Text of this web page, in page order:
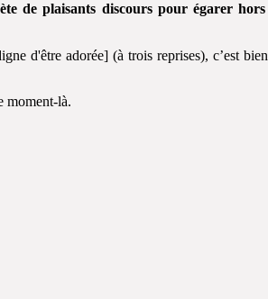
de plaisants discours pour égarer
d'être adorée] (à trois reprises), c’est
moment-là.